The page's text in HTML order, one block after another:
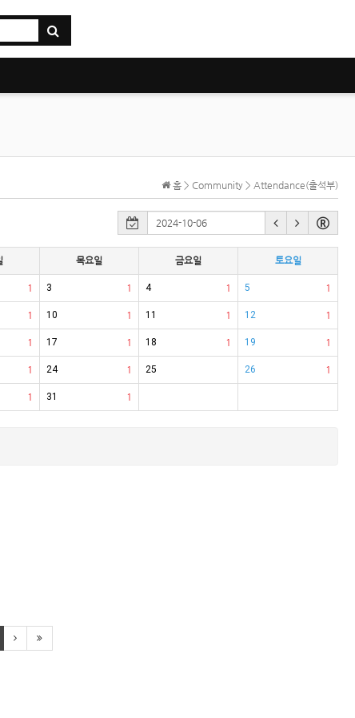
홈 > Community > Attendance(출석부)
목요일 금요일 토요일
1 1
3 1
4 1
5
1 1
10 1
11 1
12
1 1
17 1
18 1
19
1 1
24 25 1
26
1 1
31